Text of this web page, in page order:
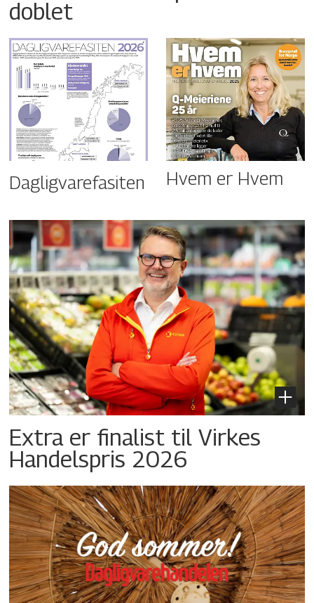
doblet
Dagligvarefasiten Hvem er Hvem
Extra er finalist til Virkes
Handelspris 2026